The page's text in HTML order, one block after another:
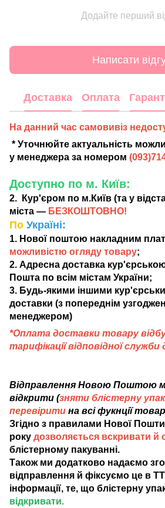
Додайте перший
Написати
Доставка Оплата
На данний час самовивіз
* Уточнюйте актуальність
у менеджера за номером (
Доступно по м. Київ:
2. Кур'єром по м.Київ (та у
міста — БЕЗКОШТОВНО!
По Україні:
1. Нової поштою накладним
можливістю огляду товару;
2. Адресна доставка
Пошта по всім містам України;
3. Будь-якими іншими
доставки (з попереднім
менеджером)
*Оплата доставки товару
тарифікації відповідної
Відправлення Новою Поштою
відкрити (зняти блістерну
перевірити на всі фукнції
Згідно з правилами Нової Пошти
року дозволяється вскривати й
блістерному пакуванні.
Також ми додатково надаємо
відправлення й фіксуємо це в
інформації, те, що блістерну
відкривати.